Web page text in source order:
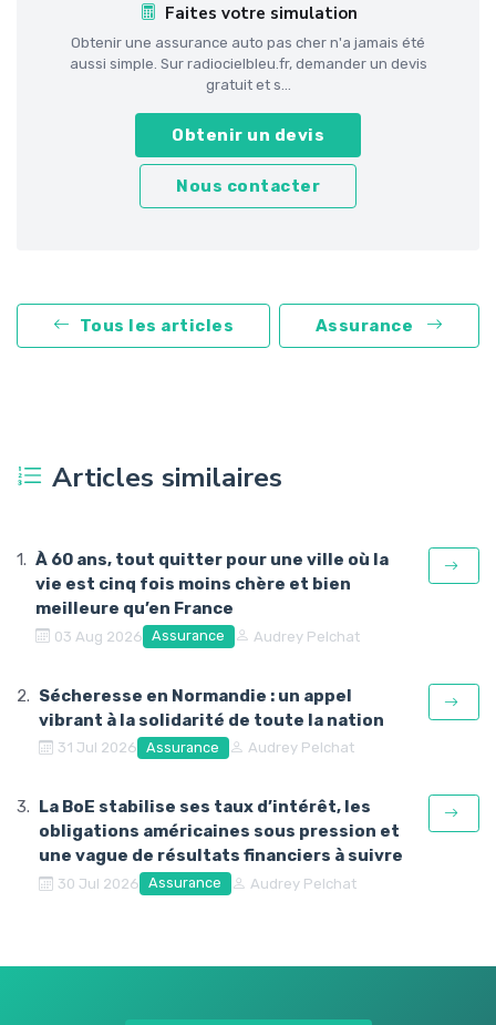
Faites votre simulation
Obtenir une assurance auto pas cher n'a jamais été
aussi simple. Sur radiocielbleu.fr, demander un devis
gratuit et s...
Obtenir un devis
Nous contacter
Tous les articles Assurance
Articles similaires
À 60 ans, tout quitter pour une ville où la
vie est cinq fois moins chère et bien
meilleure qu’en France
03 Aug 2026 Assurance Audrey Pelchat
Sécheresse en Normandie : un appel
vibrant à la solidarité de toute la nation
31 Jul 2026 Assurance Audrey Pelchat
La BoE stabilise ses taux d’intérêt, les
obligations américaines sous pression et
une vague de résultats financiers à suivre
30 Jul 2026 Assurance Audrey Pelchat